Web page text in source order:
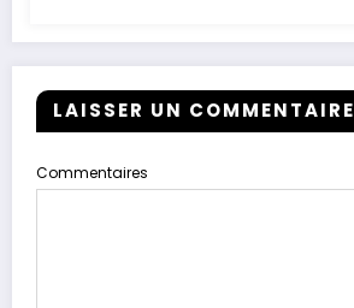
LAISSER UN COMMENTAIRE
Commentaires